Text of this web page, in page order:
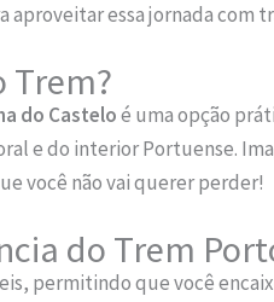
aproveitar essa jornada
Trem?
do Casteloé uma opção
e do interior Portuense.
você não vai querer perder!
do Trem
permitindo que você